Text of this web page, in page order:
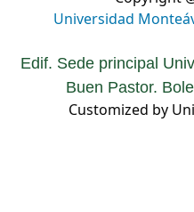
Universidad
Edif. Sede principal
Buen Pastor.
Customized by